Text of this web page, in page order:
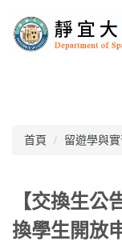
到
主
首頁 留遊學與
【交換生公
換學生開放